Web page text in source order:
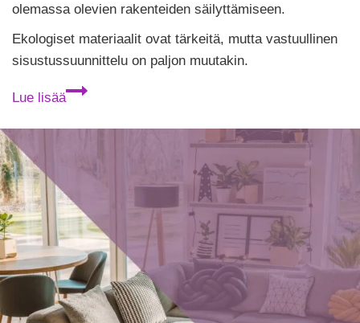
olemassa olevien rakenteiden säilyttämiseen.
Ekologiset materiaalit ovat tärkeitä, mutta vastuullinen
sisustussuunnittelu on paljon muutakin.
Lue lisää
Vastuullinen
on
muutakin
kuin
ekologiset
materiaalit